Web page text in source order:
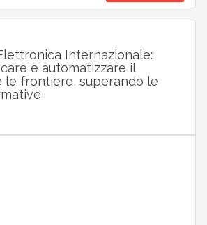
Internazionale:
e automatizzare il
le frontiere, superando le